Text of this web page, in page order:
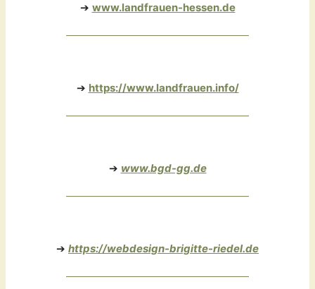
➔ www.landfrauen-hessen.de
➔ https://www.landfrauen.info/
➔ www.bgd-gg.de
➔ https://webdesign-brigitte-riedel.de